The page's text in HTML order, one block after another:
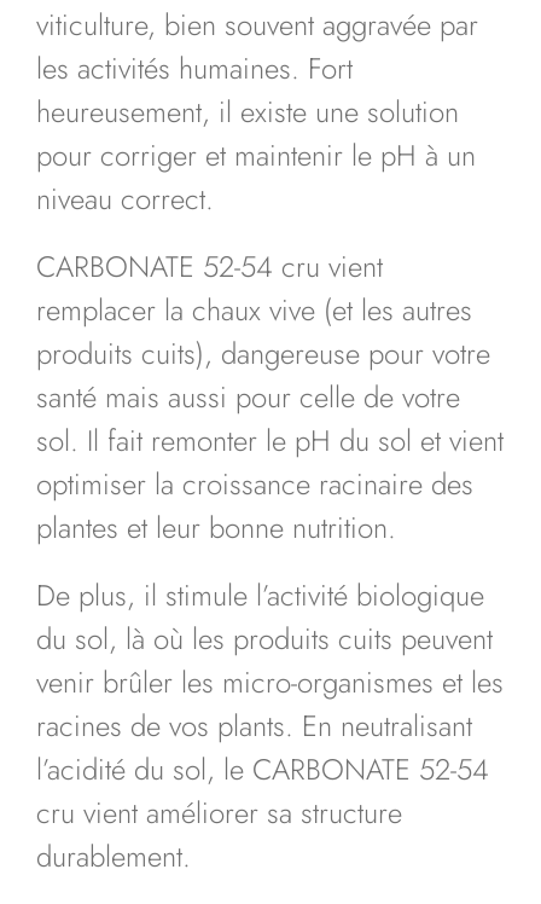
viticulture, bien souvent aggravée par
les activités humaines. Fort
heureusement, il existe une solution
pour corriger et maintenir le pH à un
niveau correct.
CARBONATE 52-54 cru vient
remplacer la chaux vive (et les autres
produits cuits), dangereuse pour votre
santé mais aussi pour celle de votre
sol. Il fait remonter le pH du sol et vient
optimiser la croissance racinaire des
plantes et leur bonne nutrition.
De plus, il stimule l’activité biologique
du sol, là où les produits cuits peuvent
venir brûler les micro-organismes et les
racines de vos plants. En neutralisant
l’acidité du sol, le CARBONATE 52-54
cru vient améliorer sa structure
durablement.